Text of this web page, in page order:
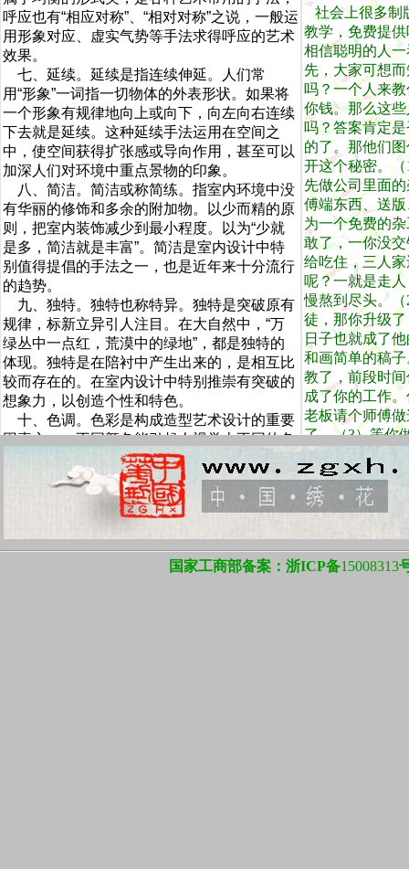
社会上很多制
教学，免费提
相信聪明的人
先，大家可想
吗？一个人来
你钱。那么这
吗？答案肯定
的了。那他们
开这个秘密。
先做公司里面
傅端东西、送
为一个免费的
敢了，一你没
给吃住，三人
呢？一就是走
慢熬到尽头。
徒，那你升级
日子也就成了
和画简单的稿
教了，前段时
成了你的工作
老板请个师傅
了。（3）等你
就来做高层次
贡献上最少二
要是你这些年
这个就要你自
止，但你能帮
越好，故有些
呼应也有“相应对称”、“相对对称”之说，一般运
用形象对应、虚实气势等手法求得呼应的艺术
效果。
七、延续。延续是指连续伸延。人们常
用“形象”一词指一切物体的外表形状。如果将
一个形象有规律地向上或向下，向左向右连续
下去就是延续。这种延续手法运用在空间之
中，使空间获得扩张感或导向作用，甚至可以
加深人们对环境中重点景物的印象。
八、简洁。简洁或称简练。指室内环境中没
有华丽的修饰和多余的附加物。以少而精的原
则，把室内装饰减少到最小程度。以为“少就
是多，简洁就是丰富”。简洁是室内设计中特
别值得提倡的手法之一，也是近年来十分流行
的趋势。
九、独特。独特也称特异。独特是突破原有
规律，标新立异引人注目。在大自然中，“万
绿丛中一点红，荒漠中的绿地”，都是独特的
体现。独特是在陪衬中产生出来的，是相互比
较而存在的。在室内设计中特别推崇有突破的
想象力，以创造个性和特色。
十、色调。色彩是构成造型艺术设计的重要
因素之一。不同颜色能引起人视觉上不同的色
彩感觉。如红、橙、黄温暖感很热烈，被称作
暖色系，青蓝绿具有寒冷、沉静的感觉，称作
冷色系。在室内设计中，可选用各类色调构
成，色调有很多种，一般可归纳为“同一色
使用时可根据环境不同灵活运用
国家工商部备案：浙ICP备15008313